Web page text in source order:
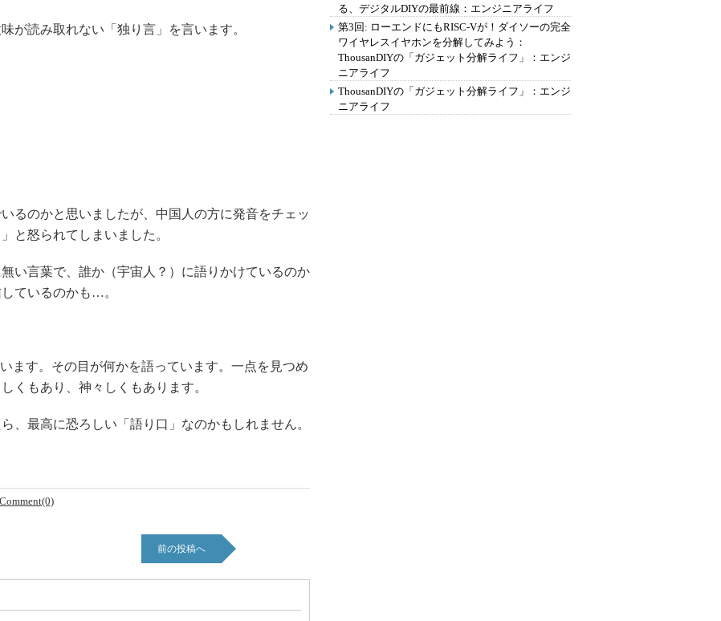
が読み取れない「独り言」を言います。
るのかと思いましたが、中国人の方に発音をチェッ
と怒られてしまいました。
い言葉で、誰か（宇宙人？）に語りかけているのか
ているのかも…。
ます。その目が何かを語っています。一点を見つめ
くもあり、神々しくもあります。
、最高に恐ろしい「語り口」なのかもしれません。
Comment(0)
前の投稿へ
る、デジタルDIYの最前線：エンジニアライフ
第3回: ローエンドにもRISC-Vが！ダイソーの完全
ワイヤレスイヤホンを分解してみよう：
ThousanDIYの「ガジェット分解ライフ」：エンジ
ニアライフ
ThousanDIYの「ガジェット分解ライフ」：エンジ
ニアライフ